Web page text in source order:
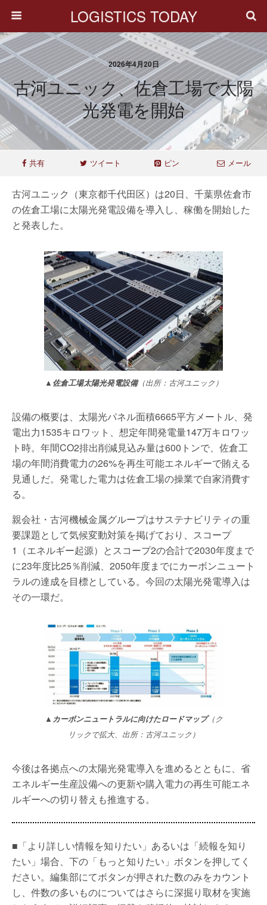
LOGISTICS TODAY
2026年4月20日
古河ユニック、佐倉工場で太陽
光発電を開始
共有 ツイート ピン メール
古河ユニック（東京都千代田区）は20日、千葉県佐倉市
の佐倉工場に太陽光発電設備を導入し、稼働を開始した
と発表した。
▲ 佐倉工場太陽光発電設備（出所：古河ユニック）
設備の概要は、太陽光パネル面積6665平方メートル、発
電出力1535キロワット、想定年間発電量147万キロワッ
ト時。年間CO2排出削減見込み量は600トンで、佐倉工
場の年間消費電力の26%を再生可能エネルギーで賄える
見通しだ。発電した電力は佐倉工場の操業で自家消費す
る。
親会社・古河機械金属グループはサステナビリティの重
要課題として気候変動対策を掲げており、スコープ
1（エネルギー起源）とスコープ2の合計で2030年度まで
に23年度比25％削減、2050年度までにカーボンニュート
ラルの達成を目標としている。今回の太陽光発電導入は
その一環だ。
▲ カーボンニュートラルに向けたロードマップ（ク
リックで拡大、出所：古河ユニック）
今後は各拠点への太陽光発電導入を進めるとともに、省
エネルギー生産設備への更新や購入電力の再生可能エネ
ルギーへの切り替えも推進する。
■「より詳しい情報を知りたい」あるいは「続報を知り
たい」場合、下の「もっと知りたい」ボタンを押してく
ださい。編集部にてボタンが押された数のみをカウント
し、件数の多いものについてはさらに深掘り取材を実施